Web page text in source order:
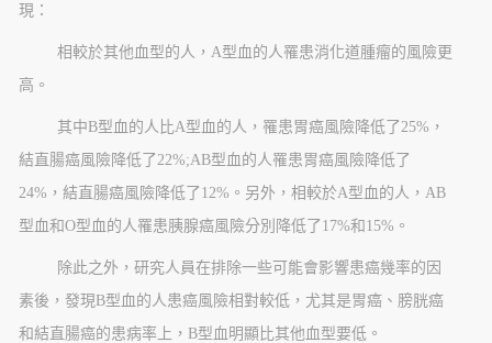
現：
相較於其他血型的人，A型血的人罹患消化道腫瘤的風險更
高。
其中B型血的人比A型血的人，罹患胃癌風險降低了25%，
結直腸癌風險降低了22%;AB型血的人罹患胃癌風險降低了
24%，結直腸癌風險降低了12%。另外，相較於A型血的人，AB
型血和O型血的人罹患胰腺癌風險分別降低了17%和15%。
除此之外，研究人員在排除一些可能會影響患癌幾率的因
素後，發現B型血的人患癌風險相對較低，尤其是胃癌、膀胱癌
和結直腸癌的患病率上，B型血明顯比其他血型要低。